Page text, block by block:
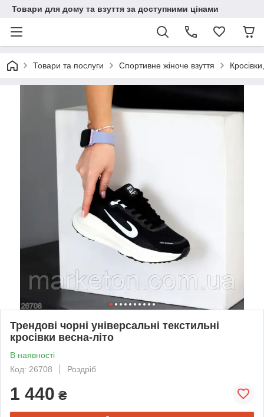
Товари для дому та взуття за доступними цінами
Товари та послуги Спортивне жіноче взуття
Трендові чорні універсальні текстильні
кросівки весна-літо
В наявності
Код: 26708
Роздріб
1 440 ₴